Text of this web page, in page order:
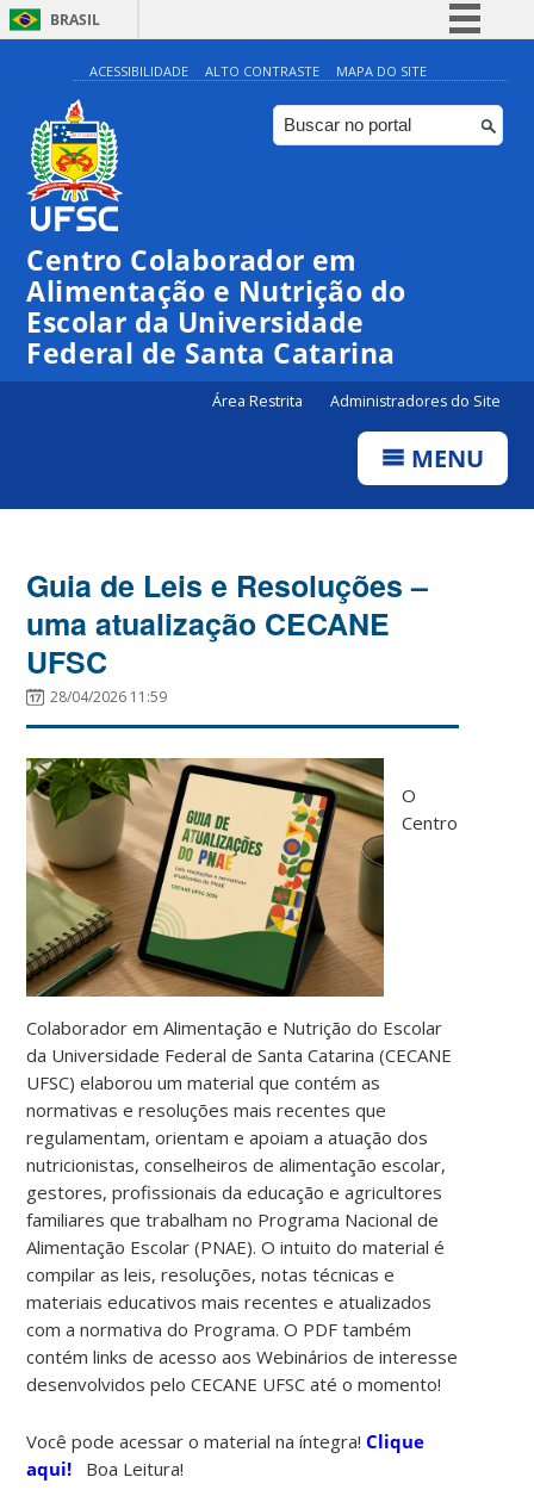
BRASIL
Simplifique!
Comunica BR
Participe
Canais
ACESSIBILIDADE ALTO CONTRASTE MAPA DO SITE
Centro Colaborador em
Alimentação e Nutrição do
Escolar da Universidade
Federal de Santa Catarina
Área Restrita Administradores do Site
MENU
Guia de Leis e Resoluções –
uma atualização CECANE
UFSC
28/04/2026 11:59
O
Centro
Colaborador em Alimentação e Nutrição do Escolar
da Universidade Federal de Santa Catarina (CECANE
UFSC) elaborou um material que contém as
normativas e resoluções mais recentes que
regulamentam, orientam e apoiam a atuação dos
nutricionistas, conselheiros de alimentação escolar,
gestores, profissionais da educação e agricultores
familiares que trabalham no Programa Nacional de
Alimentação Escolar (PNAE). O intuito do material é
compilar as leis, resoluções, notas técnicas e
materiais educativos mais recentes e atualizados
com a normativa do Programa. O PDF também
contém links de acesso aos Webinários de interesse
desenvolvidos pelo CECANE UFSC até o momento!
Você pode acessar o material na íntegra!Clique
aqui! Boa Leitura!